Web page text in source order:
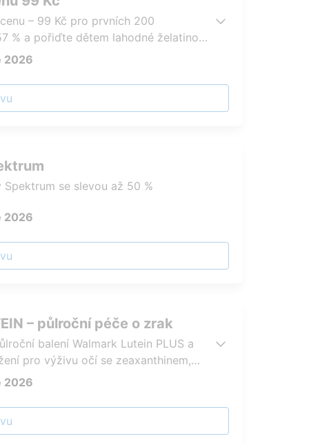
– 99 Kč pro prvních 200
% a pořiďte dětem lahodné želatinové
2026
se slevou až 50 %
2026
– půlroční péče o zrak
balení Walmark Lutein PLUS a
pro výživu očí se zeaxanthinem,
pro podporu zdravého zraku
2026